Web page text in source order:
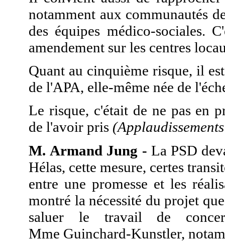
notamment aux communautés
des équipes médico-sociales.
amendement sur les centres
Quant au cinquième risque, il
de l'APA, elle-même née de
Le risque, c'était de ne pas en
de l'avoir pris
M. Armand Jung - La PSD
Hélas, cette mesure, certes
entre une promesse et les
montré la nécessité du projet
saluer le travail de
Mme Guinchard-Kunstler,